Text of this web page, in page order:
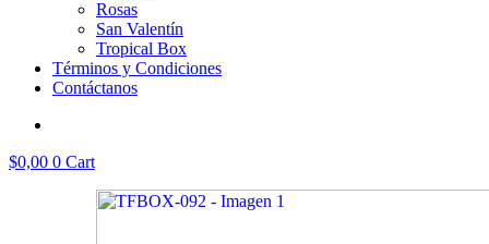
Rosas
San Valentín
Tropical Box
Términos y Condiciones
Contáctanos
$0,00 0 Cart